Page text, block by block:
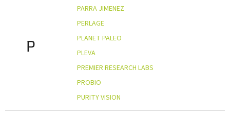
P
PARRA JIMENEZ
PERLAGE
PLANET PALEO
PLEVA
PREMIER RESEARCH LABS
PROBIO
PURITY VISION